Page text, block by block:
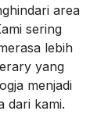
area
sering
lebih
yang
menjadi
dari kami.